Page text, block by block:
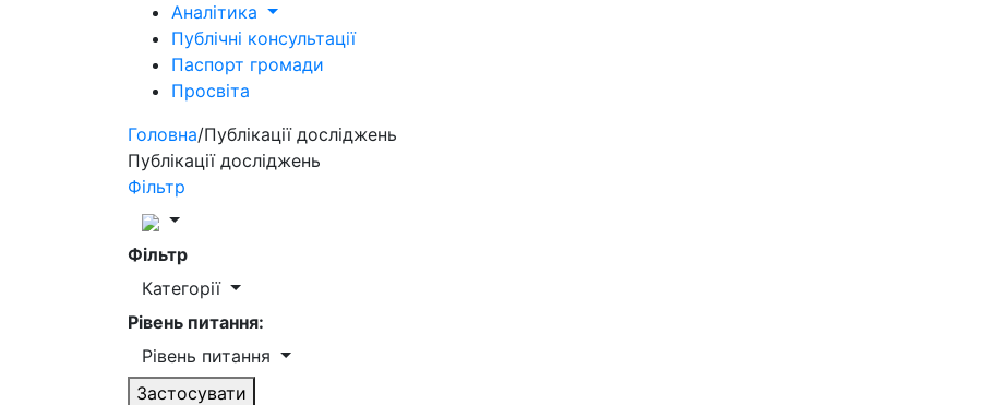
Аналітика
Публічні консультації
Паспорт громади
Просвіта
Головна/Публікації досліджень
Публікації досліджень
Фільтр
Фільтр
Категорії
Рівень питання:
Рівень питання
Застосувати